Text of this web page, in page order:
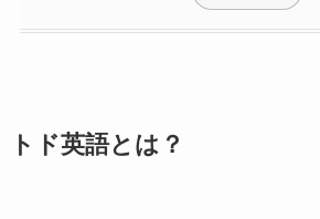
トド英語とは？